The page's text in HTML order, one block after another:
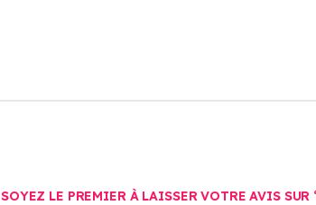
SOYEZ LE PREMIER À LAISSER VOTRE AVIS